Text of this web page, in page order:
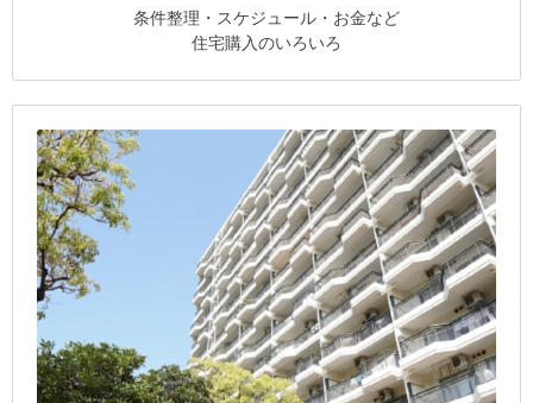
条件整理・スケジュール・お金など
住宅購入のいろいろ